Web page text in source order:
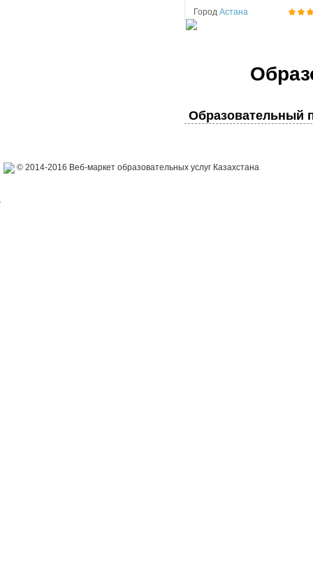
Город Астана
Образовательный
© 2014-2016 Веб-маркет образовательных услуг Казахстана